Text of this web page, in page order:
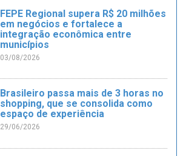
FEPE Regional supera R$ 20 milhões
em negócios e fortalece a
integração econômica entre
municípios
03/08/2026
Brasileiro passa mais de 3 horas no
shopping, que se consolida como
espaço de experiência
29/06/2026